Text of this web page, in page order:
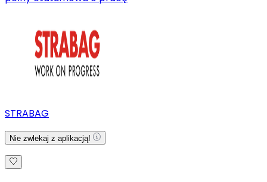
STRABAG
Nie zwlekaj z aplikacją!